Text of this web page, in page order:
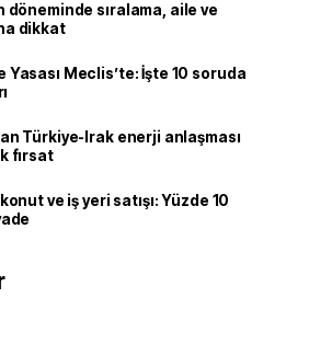
sıralama, aile ve
dikkat
Yasası Meclis’te: İşte 10 soruda
Türkiye-Irak enerji anlaşması
fırsat
ve iş yeri satışı: Yüzde 10